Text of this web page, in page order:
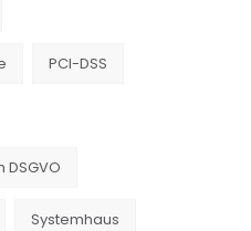
PCI-DSS
Systemhaus